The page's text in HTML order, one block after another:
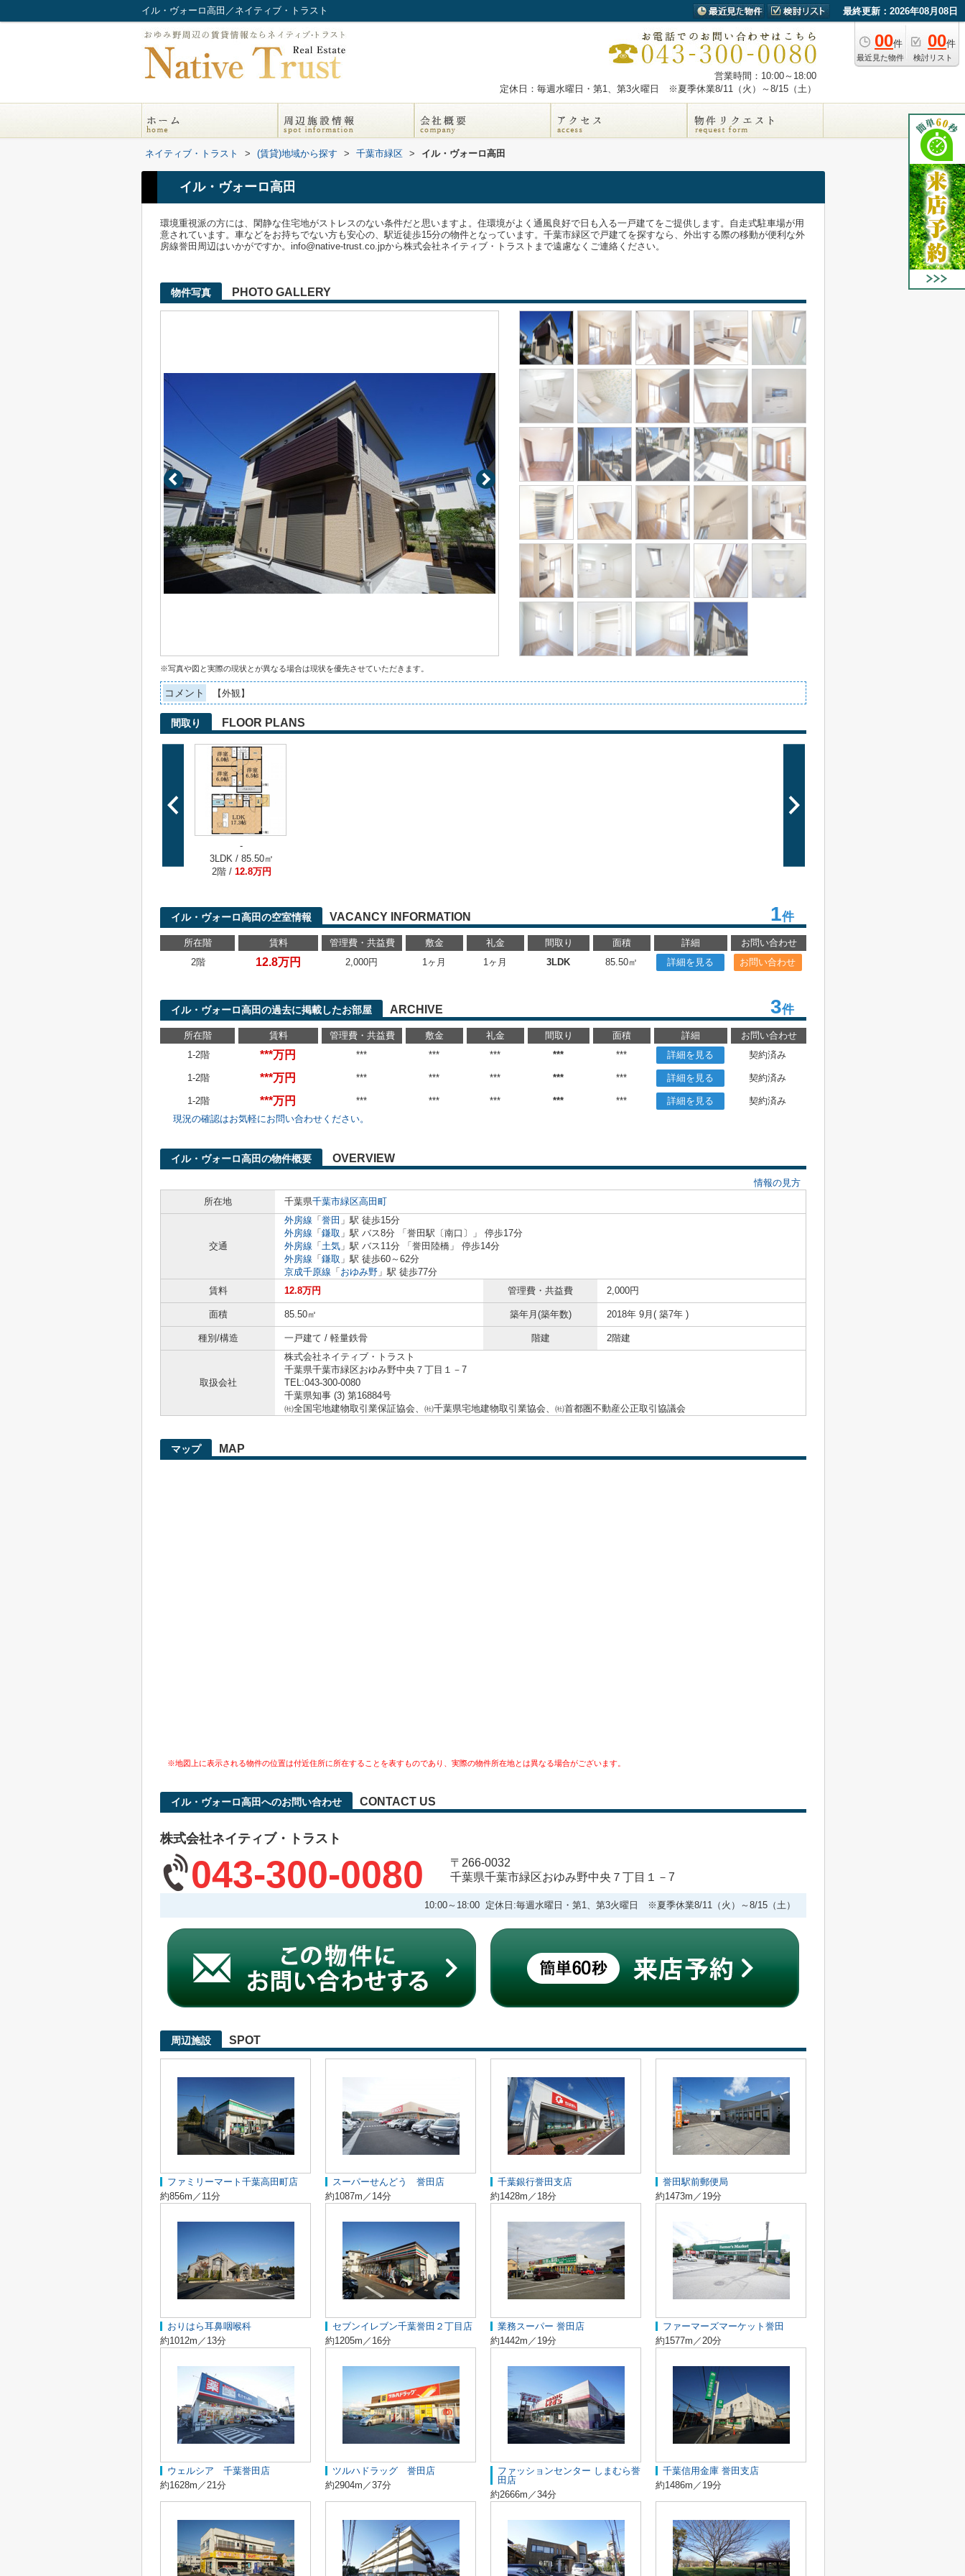
イル・ヴォーロ高田／ネイティブ・トラスト 最終更新：2026年08月08日
00件
最近見た物件
00件
検討リスト
営業時間：10:00～18:00
定休日：毎週水曜日・第1、第3火曜日 ※夏季休業8/11（火）～8/15（土）
ネイティブ・トラスト > (賃貸)地域から探す > 千葉市緑区 > イル・ヴォーロ高田
イル・ヴォーロ高田
環境重視派の方には、閑静な住宅地がストレスのない条件だと思いますよ。住環境がよく通風良好で日も入る一戸建てをご提供します。自走式駐車場が用
意されています。車などをお持ちでない方も安心の、駅近徒歩15分の物件となっています。千葉市緑区で戸建てを探すなら、外出する際の移動が便利な外
房線誉田周辺はいかがですか。info@native-trust.co.jpから株式会社ネイティブ・トラストまで遠慮なくご連絡ください。
物件写真 PHOTO GALLERY
※写真や図と実際の現状とが異なる場合は現状を優先させていただきます。
コメント 【外観】
間取り FLOOR PLANS
-
3LDK / 85.50㎡
2階 / 12.8万円
イル・ヴォーロ高田の空室情報 VACANCY INFORMATION 1件
所在階 賃料 管理費・共益費 敷金 礼金 間取り 面積 詳細
お問い合わせ
2階
12.8万円 2,000円 1ヶ月 1ヶ月 3LDK 85.50㎡ 詳細を見る お問い合わせ
イル・ヴォーロ高田の過去に掲載したお部屋 ARCHIVE 3件
所在階 賃料 管理費・共益費 敷金 礼金 間取り 面積 詳細
お問い合わせ
1-2階
***万円 *** *** *** *** *** 詳細を見る 契約済み
1-2階 ***万円 *** *** *** *** *** 詳細を見る 契約済み
1-2階 ***万円 *** *** *** *** *** 詳細を見る
契約済み
現況の確認はお気軽にお問い合わせください。
イル・ヴォーロ高田の物件概要 OVERVIEW
情報の見方
所在地
千葉県千葉市緑区高田町
交通
外房線 「 誉田 」駅 徒歩15分
外房線 「 鎌取 」駅 バス8分 「誉田駅〔南口〕」 停歩17分
外房線 「 土気 」駅 バス11分 「誉田陸橋」 停歩14分
外房線 「 鎌取 」駅 徒歩60～62分
京成千原線 「 おゆみ野 」駅 徒歩77分
賃料
12.8万円 管理費・共益費 2,000円
面積 85.50㎡ 築年月(築年数) 2018年 9月( 築7年 )
種別/構造 一戸建て / 軽量鉄骨 階建 2階建
取扱会社
株式会社ネイティブ・トラスト
千葉県千葉市緑区おゆみ野中央７丁目１－7
TEL:043-300-0080
千葉県知事 (3) 第16884号
㈳全国宅地建物取引業保証協会、㈳千葉県宅地建物取引業協会、㈳首都圏不動産公正取引協議会
マップ MAP
※地図上に表示される物件の位置は付近住所に所在することを表すものであり、実際の物件所在地とは異なる場合がございます。
イル・ヴォーロ高田へのお問い合わせ CONTACT US
株式会社ネイティブ・トラスト
043-300-0080
〒266-0032
千葉県千葉市緑区おゆみ野中央７丁目１－7
10:00～18:00 定休日:毎週水曜日・第1、第3火曜日 ※夏季休業8/11（火）～8/15（土）
周辺施設 SPOT
ファミリーマート千葉高田町店
約856m／11分
スーパーせんどう 誉田店
約1087m／14分
千葉銀行誉田支店
約1428m／18分
誉田駅前郵便局
約1473m／19分
おりはら耳鼻咽喉科
約1012m／13分
セブンイレブン千葉誉田２丁目店
約1205m／16分
業務スーパー 誉田店
約1442m／19分
ファーマーズマーケット誉田
約1577m／20分
ウェルシア 千葉誉田店
約1628m／21分
ツルハドラッグ 誉田店
約2904m／37分
ファッションセンター しまむら誉
田店
約2666m／34分
千葉信用金庫 誉田支店
約1486m／19分